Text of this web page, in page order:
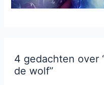
4 gedachten over
de wolf”